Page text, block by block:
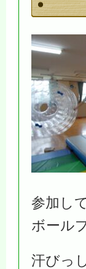
参加し
ボール
汗びっ